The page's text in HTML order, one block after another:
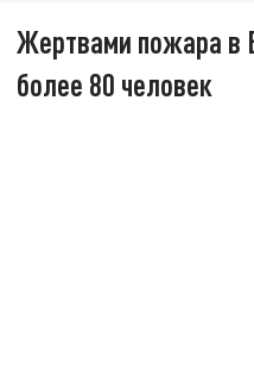
Жертвами пожара в
более 80 человек